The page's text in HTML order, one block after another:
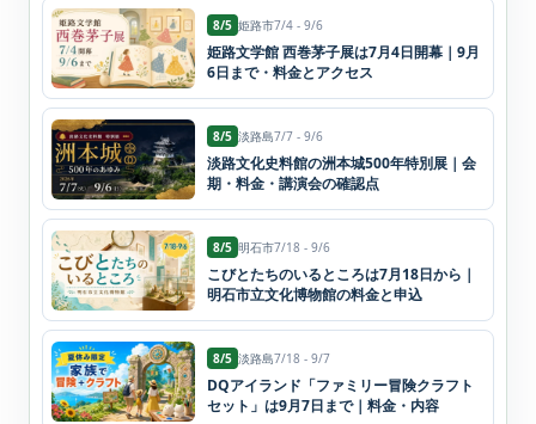
8/5 姫路市7/4 - 9/6
姫路文学館 西巻茅子展は7月4日開幕｜9月
6日まで・料金とアクセス
8/5 淡路島7/7 - 9/6
淡路文化史料館の洲本城500年特別展｜会
期・料金・講演会の確認点
8/5 明石市7/18 - 9/6
こびとたちのいるところは7月18日から｜
明石市立文化博物館の料金と申込
8/5 淡路島7/18 - 9/7
DQアイランド「ファミリー冒険クラフト
セット」は9月7日まで｜料金・内容